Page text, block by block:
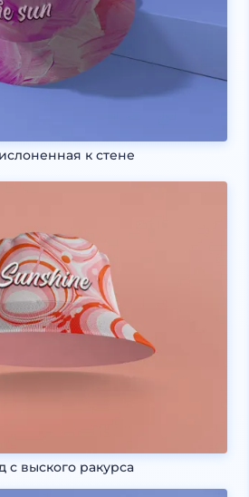
к стене
с выского ракурса